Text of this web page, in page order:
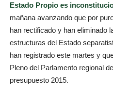
Estado Propio es
mañana avanzando que por
han rectificado y han eliminado
estructuras del Estado
han registrado este martes y
Pleno del Parlamento regional
presupuesto 2015.